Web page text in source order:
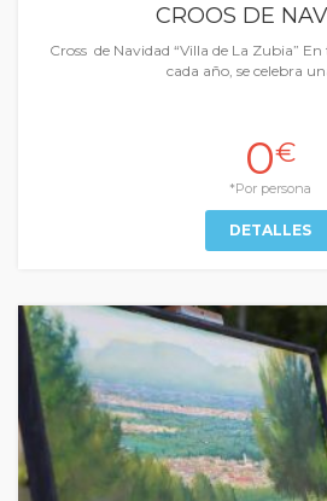
CROOS DE
Cross de Navidad “Villa de La Zubia”
cada año, se celebra
0€
*Por persona
DETALLES